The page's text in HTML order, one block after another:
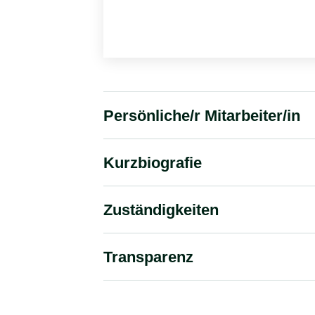
Persönliche/r Mitarbeiter/in
Kurzbiografie
Zuständigkeiten
Transparenz